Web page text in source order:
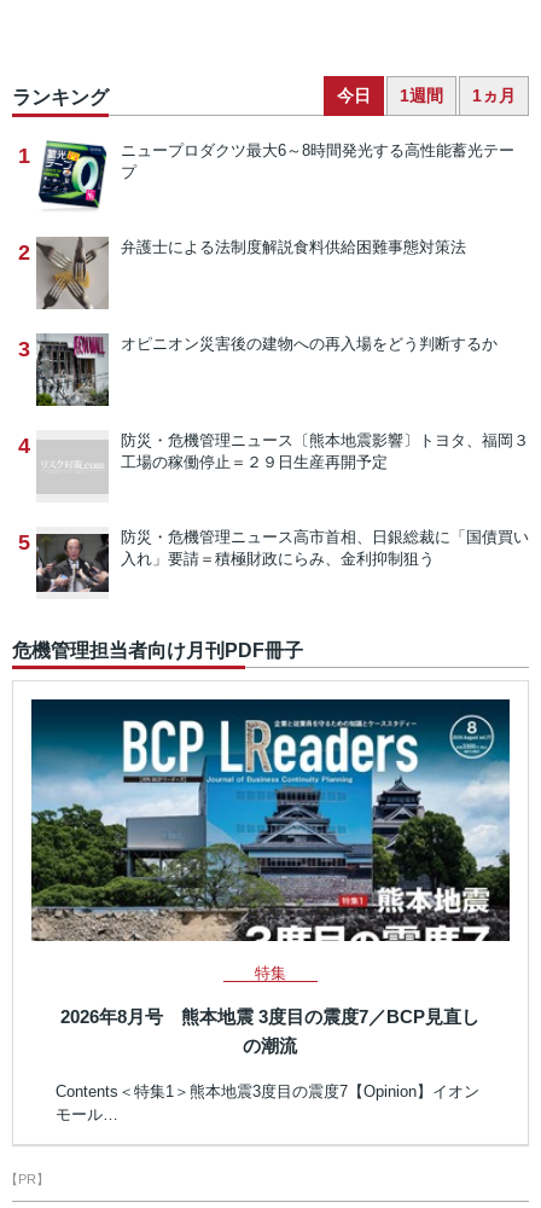
ランキング 今日 1週間 1ヵ月
1 ニュープロダクツ最大6～8時間発光する高性能蓄光テー
プ
2 弁護士による法制度解説食料供給困難事態対策法
3 オピニオン災害後の建物への再入場をどう判断するか
4 防災・危機管理ニュース 〔熊本地震影響〕トヨタ、福岡３
工場の稼働停止＝２９日生産再開予定
5 防災・危機管理ニュース高市首相、日銀総裁に「国債買い
入れ」要請＝積極財政にらみ、金利抑制狙う
危機管理担当者向け月刊PDF冊子
特集
2026年8月号 熊本地震 3度目の震度7／BCP見直し
の潮流
Contents＜特集1＞熊本地震3度目の震度7【Opinion】イオン
モール…
【PR】